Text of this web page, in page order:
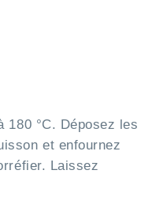
180 °C. Déposez les
et enfournez
Laissez